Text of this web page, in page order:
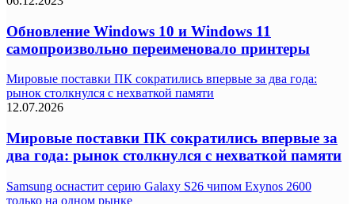
Обновление Windows 10 и Windows 11
самопроизвольно переименовало принтеры
Мировые поставки ПК сократились впервые за два года:
рынок столкнулся с нехваткой памяти
12.07.2026
Мировые поставки ПК сократились впервые за
два года: рынок столкнулся с нехваткой памяти
Samsung оснастит серию Galaxy S26 чипом Exynos 2600
только на одном рынке